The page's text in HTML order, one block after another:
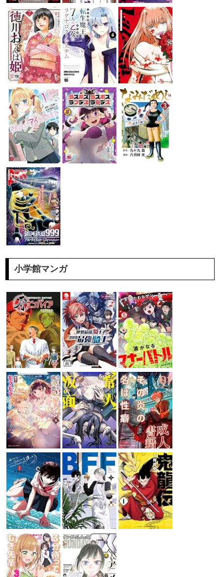
小学館マンガ